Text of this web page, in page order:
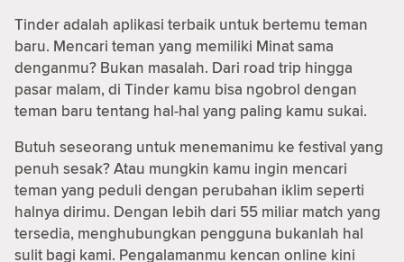
Tinder adalah aplikasi terbaik untuk bertemu teman
baru. Mencari teman yang memiliki Minat sama
denganmu? Bukan masalah. Dari road trip hingga
pasar malam, di Tinder kamu bisa ngobrol dengan
teman baru tentang hal-hal yang paling kamu sukai.
Butuh seseorang untuk menemanimu ke festival yang
penuh sesak? Atau mungkin kamu ingin mencari
teman yang peduli dengan perubahan iklim seperti
halnya dirimu. Dengan lebih dari 55 miliar match yang
tersedia, menghubungkan pengguna bukanlah hal
sulit bagi kami. Pengalamanmu kencan online kini